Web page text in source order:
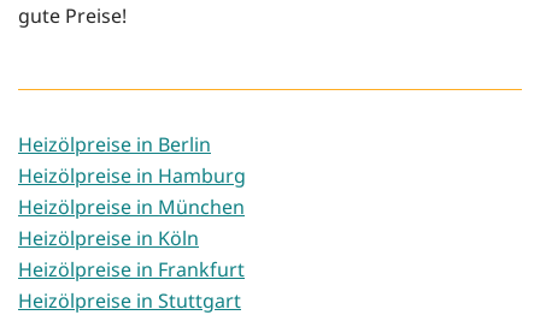
gute Preise!
Heizölpreise in Berlin
Heizölpreise in Hamburg
Heizölpreise in München
Heizölpreise in Köln
Heizölpreise in Frankfurt
Heizölpreise in Stuttgart